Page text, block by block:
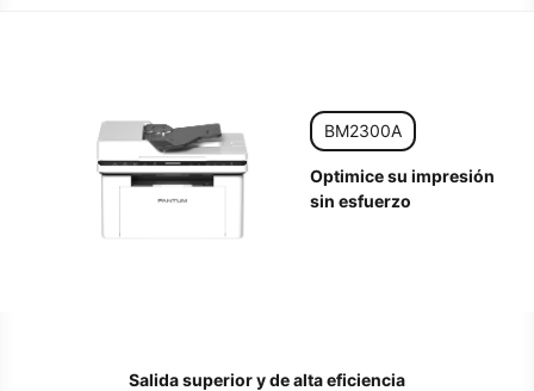
BM2300A
Optimice su impresión
sin esfuerzo
Salida superior y de alta eficiencia